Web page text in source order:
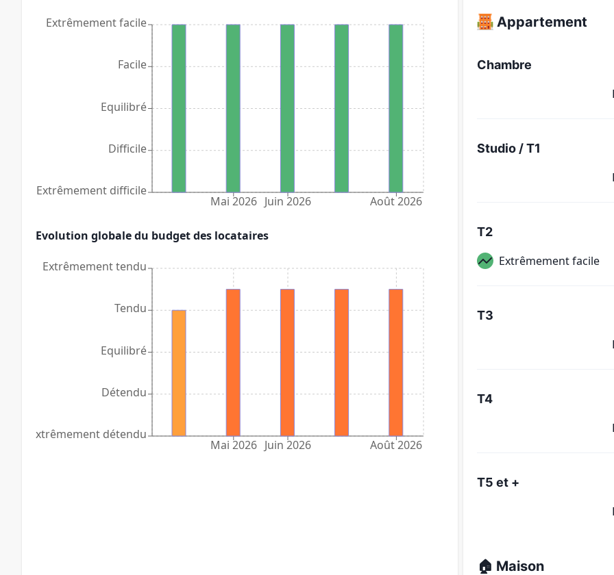
Mai 2026 Juin 2026 Août 2026
Extrêmement difficile
Difficile
Equilibré
Facile
Extrêmement facile
Evolution globale du budget des locataires
Mai 2026 Juin 2026 Août 2026
Extrêmement détendu
Détendu
Equilibré
Tendu
Extrêmement tendu
Appartement
Chambre
Studio / T1
T2
Extrêmement facile
T3
T4
T5 et +
🏠 Maison